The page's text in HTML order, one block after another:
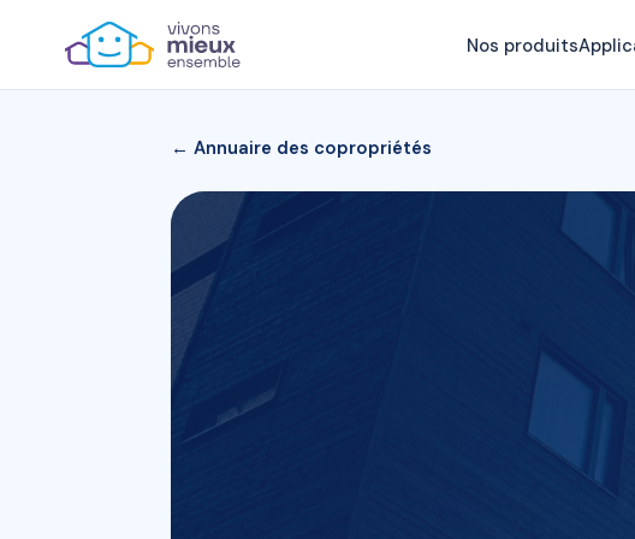
Nos produits
← Annuaire des copropriétés